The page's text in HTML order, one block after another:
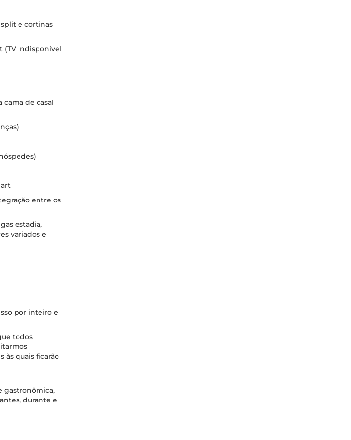
e cortinas
(TV indisponivel
cama de casal
entre os
estadia,
variados e
por inteiro e
todos
às quais ficarão
gastronômica,
durante e